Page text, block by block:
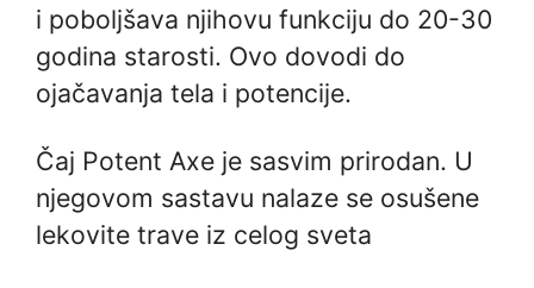
i poboljšava njihovu funkciju do 20-30
godina starosti. Ovo dovodi do
ojačavanja tela i potencije.
Čaj Potent Axe je sasvim prirodan. U
njegovom sastavu nalaze se osušene
lekovite trave iz celog sveta